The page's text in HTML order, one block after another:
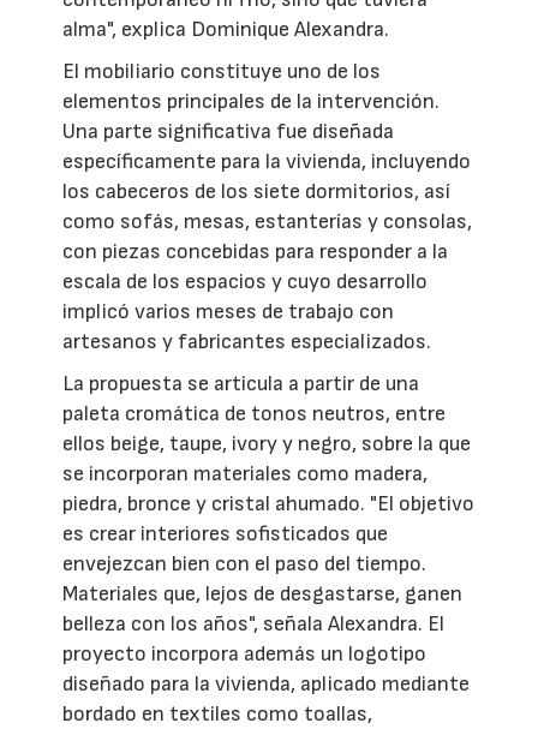
alma", explica Dominique Alexandra.
El mobiliario constituye uno de los
elementos principales de la intervención.
Una parte significativa fue diseñada
específicamente para la vivienda, incluyendo
los cabeceros de los siete dormitorios, así
como sofás, mesas, estanterías y consolas,
con piezas concebidas para responder a la
escala de los espacios y cuyo desarrollo
implicó varios meses de trabajo con
artesanos y fabricantes especializados.
La propuesta se articula a partir de una
paleta cromática de tonos neutros, entre
ellos beige, taupe, ivory y negro, sobre la que
se incorporan materiales como madera,
piedra, bronce y cristal ahumado. "El objetivo
es crear interiores sofisticados que
envejezcan bien con el paso del tiempo.
Materiales que, lejos de desgastarse, ganen
belleza con los años", señala Alexandra. El
proyecto incorpora además un logotipo
diseñado para la vivienda, aplicado mediante
bordado en textiles como toallas,